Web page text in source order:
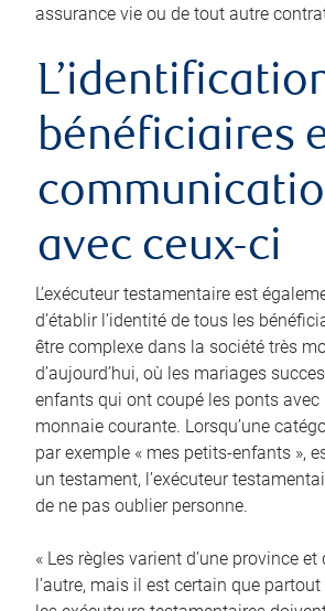
assurance vie ou de tout autre
bénéficiaires
avec ceux-ci
L’exécuteur testamentaire est
d’établir l’identité de tous les
être complexe dans la société très
d’aujourd’hui, où les mariages
enfants qui ont coupé les ponts
monnaie courante. Lorsqu’une
par exemple « mes petits-enfants »,
un testament, l’exécuteur
de ne pas oublier personne.
« Les règles varient d’une province et
l’autre, mais il est certain que